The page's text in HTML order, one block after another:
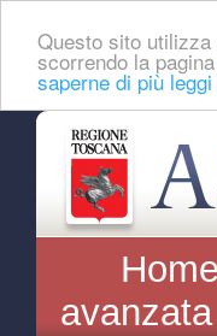
Questo sito
scorrendo la
saperne di più
Home
avanzata